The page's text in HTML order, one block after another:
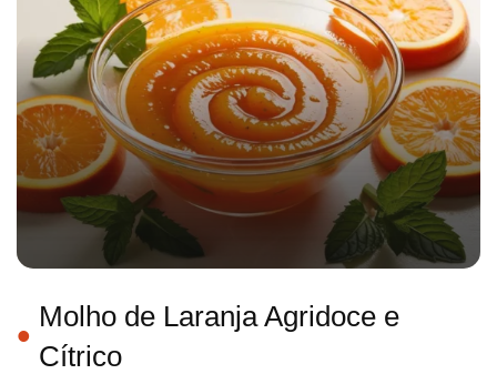
Molho de Laranja Agridoce e
Cítrico